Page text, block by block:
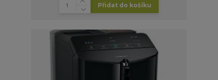
Přidat do košíku